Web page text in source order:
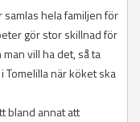
hela familjen för
gör stor skillnad för
vill ha det, så ta
Tomelilla när köket ska
bland annat att